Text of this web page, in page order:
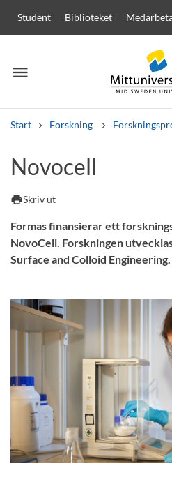
Student Biblioteket
menu
Meny
Start Forskning
Andra söktjänster
Kurser och program
Novocell
printSkriv ut
Formas finansierar ett
NovoCell. Forskningen
Surface and Colloid Engineering.